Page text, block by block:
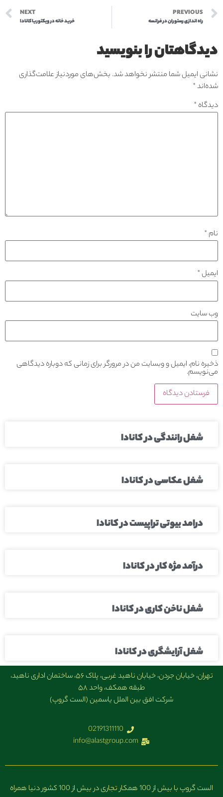
PREVIOUS
راه اندازی رستوران در فرانسه
NEXT
خرید خانه در ویکتوریا کانادا
دیدگاهتان را بنویسید
نشانی ایمیل شما منتشر نخواهد شد. بخش‌های موردنیاز علامت‌گذاری
شده‌اند*
دیدگاه*
نام *
ایمیل*
وب‌ سایت
ذخیره نام، ایمیل و وبسایت من در مرورگر برای زمانی که دوباره دیدگاهی
می‌نویسم.
شغل رانندگی در کانادا
شغل عکاسی در کانادا
درامد بیوتی تراپیست در کانادا
درآمد مژه کار در کانادا
شغل ناخن کاری در کانادا
شغل آرایشگری در کانادا
تهران، خیابان جردن، خیابان ناهید غربی، پلاک ۵۶، ساختمان اداری ناهید،
طبقه همکف، واحد ۵۸
شرکت افق بین الملل یاسمین (الست گروپ)
02191311110
info@alastgroup.com
الست گروپ با بیش از 100 همکار تجاری در بیش از 100 کشور دنیا همراه